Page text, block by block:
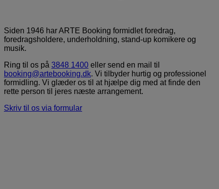
Siden 1946 har ARTE Booking formidlet foredrag,
foredragsholdere, underholdning, stand-up komikere og
musik.
Ring til os på 3848 1400 eller send en mail til
booking@artebooking.dk. Vi tilbyder hurtig og professionel
formidling. Vi glæder os til at hjælpe dig med at finde den
rette person til jeres næste arrangement.
Skriv til os via formular